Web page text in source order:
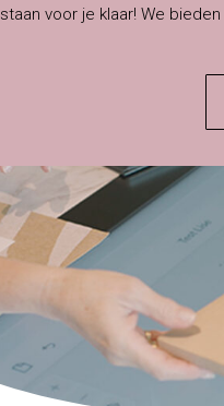
staan voor je klaar! We bieden